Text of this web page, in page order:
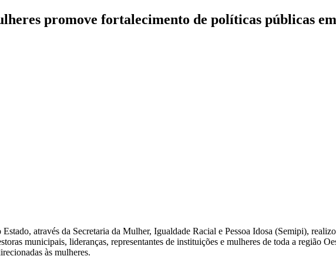
promove fortalecimento de políticas públicas
através da Secretaria da Mulher, Igualdade Racial e Pessoa Idosa (Semipi),
municipais, lideranças, representantes de instituições e mulheres de toda a região
às mulheres.